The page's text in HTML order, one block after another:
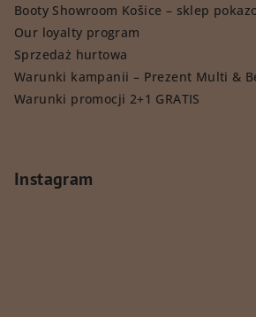
Booty Showroom Košice – sklep
Our loyalty program
Sprzedaż hurtowa
Warunki kampanii – Prezent Multi &
Warunki promocji 2+1 GRATIS
Instagram